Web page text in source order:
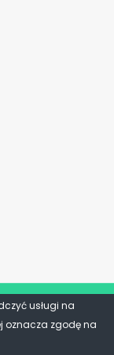
usługi na
oznacza zgodę na